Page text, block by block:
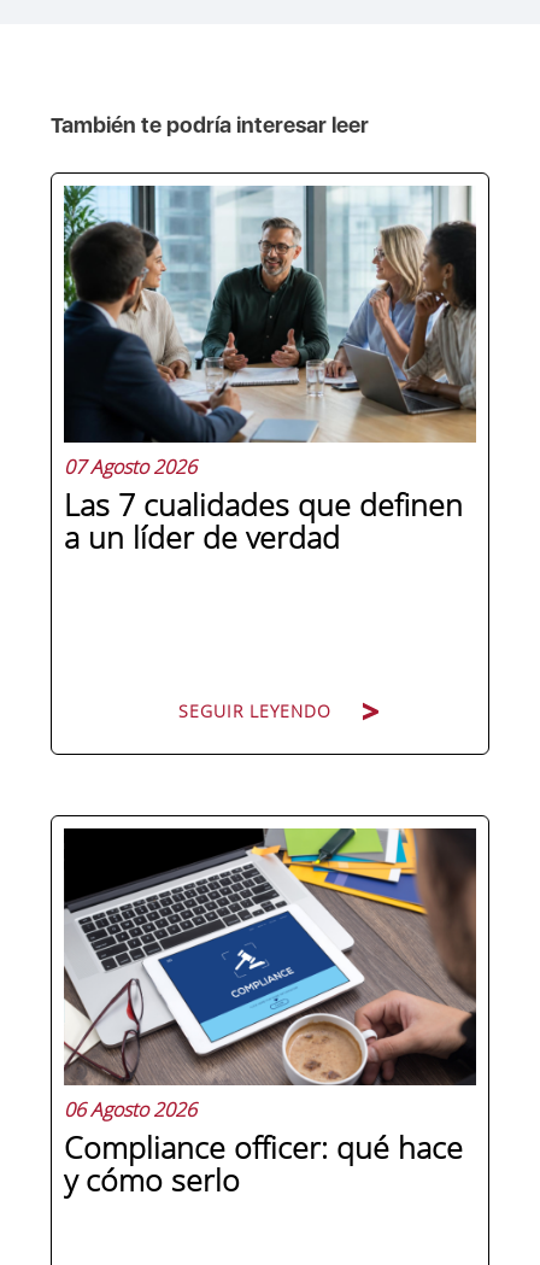
También te podría interesar leer
07 Agosto 2026
Las 7 cualidades que definen
a un líder de verdad
SEGUIR LEYENDO
Hay personas que ocupan puestos de
dirección y hay personas que lideran.
La diferencia no está en el cargo ni en
la antigüedad, sino en un conjunto de
competencias que se pueden
aprender, practicar y medir. Si te
preguntas qué separa a un directivo...
06 Agosto 2026
Compliance officer: qué hace
y cómo serlo